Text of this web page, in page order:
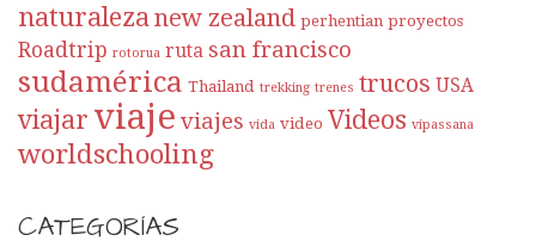
naturaleza new zealand perhentian proyectos
Roadtrip rotorua ruta san francisco
sudamérica Thailand trekking trenes trucos USA
viajar viaje viajes vida video Videos vipassana
worldschooling
CATEGORÍAS